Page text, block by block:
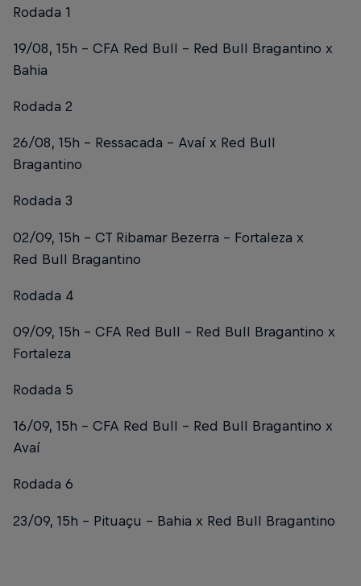
Rodada 1
19/08, 15h – CFA Red Bull – Red Bull Bragantino x
Bahia
Rodada 2
26/08, 15h – Ressacada – Avaí x Red Bull
Bragantino
Rodada 3
02/09, 15h – CT Ribamar Bezerra – Fortaleza x
Red Bull Bragantino
Rodada 4
09/09, 15h – CFA Red Bull – Red Bull Bragantino x
Fortaleza
Rodada 5
16/09, 15h – CFA Red Bull – Red Bull Bragantino x
Avaí
Rodada 6
23/09, 15h – Pituaçu – Bahia x Red Bull Bragantino